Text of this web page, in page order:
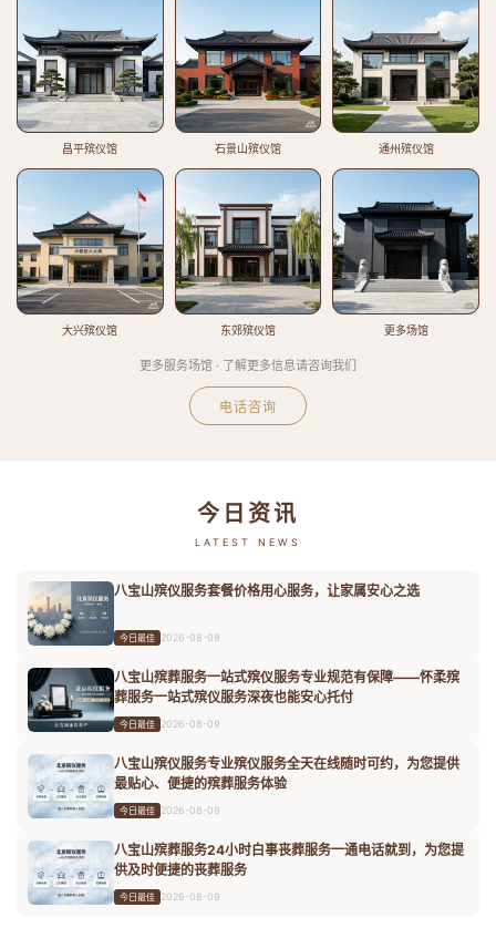
昌平殡仪馆 石景山殡仪馆 通州殡仪馆
大兴殡仪馆 东郊殡仪馆 更多场馆
更多服务场馆 · 了解更多信息请咨询我们
电话咨询
今日资讯
LATEST NEWS
八宝山殡仪服务套餐价格用心服务，让家属安心之选
今日最佳 2026-08-09
八宝山殡葬服务一站式殡仪服务专业规范有保障——怀柔殡
葬服务一站式殡仪服务深夜也能安心托付
今日最佳 2026-08-09
八宝山殡仪服务专业殡仪服务全天在线随时可约，为您提供
最贴心、便捷的殡葬服务体验
今日最佳 2026-08-09
八宝山殡葬服务24小时白事丧葬服务一通电话就到，为您提
供及时便捷的丧葬服务
今日最佳 2026-08-09